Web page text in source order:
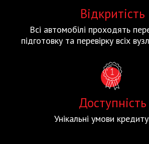
Відкритість
Всі автомобілі проходять
підготовку та перевірку всіх
Доступність
Унікальні умови